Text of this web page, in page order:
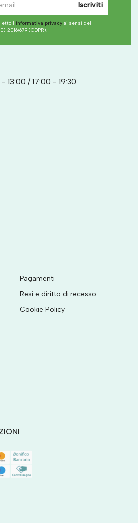
Iscriviti
letto l'informativa privacy ai sensi del
2016/679 (GDPR).
13:00 / 17:00 - 19:30
Pagamenti
Resi e diritto di recesso
Cookie Policy